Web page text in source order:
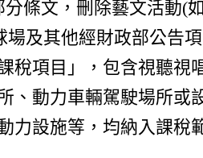
條文，刪除藝文活動(
及其他經財政部公告
稅項目」，包含視聽視
、動力車輛駕駛場所或
力設施等，均納入課稅